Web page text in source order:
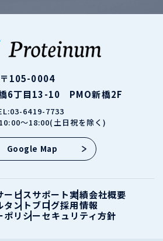
〒105-0004
6丁目13-10 PMO新橋2F
6419-7733
～18:00(土日祝を除く)
Google Map
ービスサポート実績会社概要
タントブログ採用情報
ポリシーセキュリティ方針